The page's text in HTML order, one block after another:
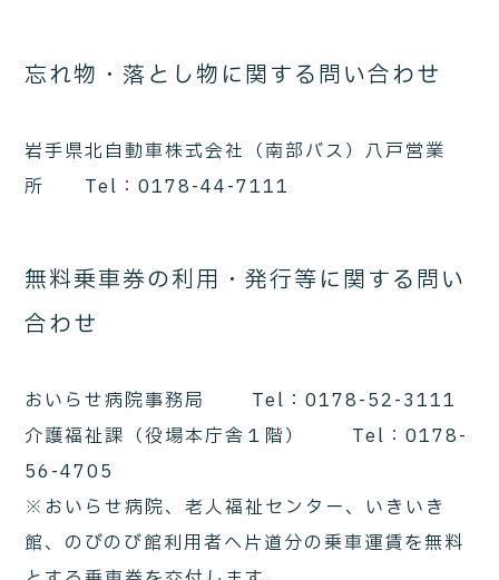
忘れ物・落とし物に関する問い合わせ
岩手県北自動車株式会社（南部バス）八戸営業
所 Tel：0178-44-7111
無料乗車券の利用・発行等に関する問い
合わせ
おいらせ病院事務局 Tel：0178-52-3111
介護福祉課（役場本庁舎１階） Tel：0178-
56-4705
※おいらせ病院、老人福祉センター、いきいき
館、のびのび館利用者へ片道分の乗車運賃を無料